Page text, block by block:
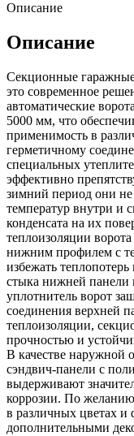
Описание
Описание
Секционные
это современное
автоматические
5000 мм, что
применимость в
герметичному
специальных
эффективно
зимний период они
температур внутри и
конденсата на их
теплоизоляции
нижним профилем с
избежать
стыка нижней панели
уплотнитель ворот
соединения верхней
теплоизоляции,
прочностью и
В качестве наружной
сэндвич-панели с
выдерживают
коррозии. По
в различных цветах и
дополнительными